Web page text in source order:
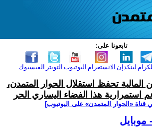
تابعونا على:
الفيسبوك التويتر اليوتيوب الانستغرام لينكدإن
المالية تحفظ استقلال الحوار المتمدن،
استمرارية هذا الفضاء اليساري الحر
قناة ‫«الحوار المتمدن» على اليوتيوب]
موبايل